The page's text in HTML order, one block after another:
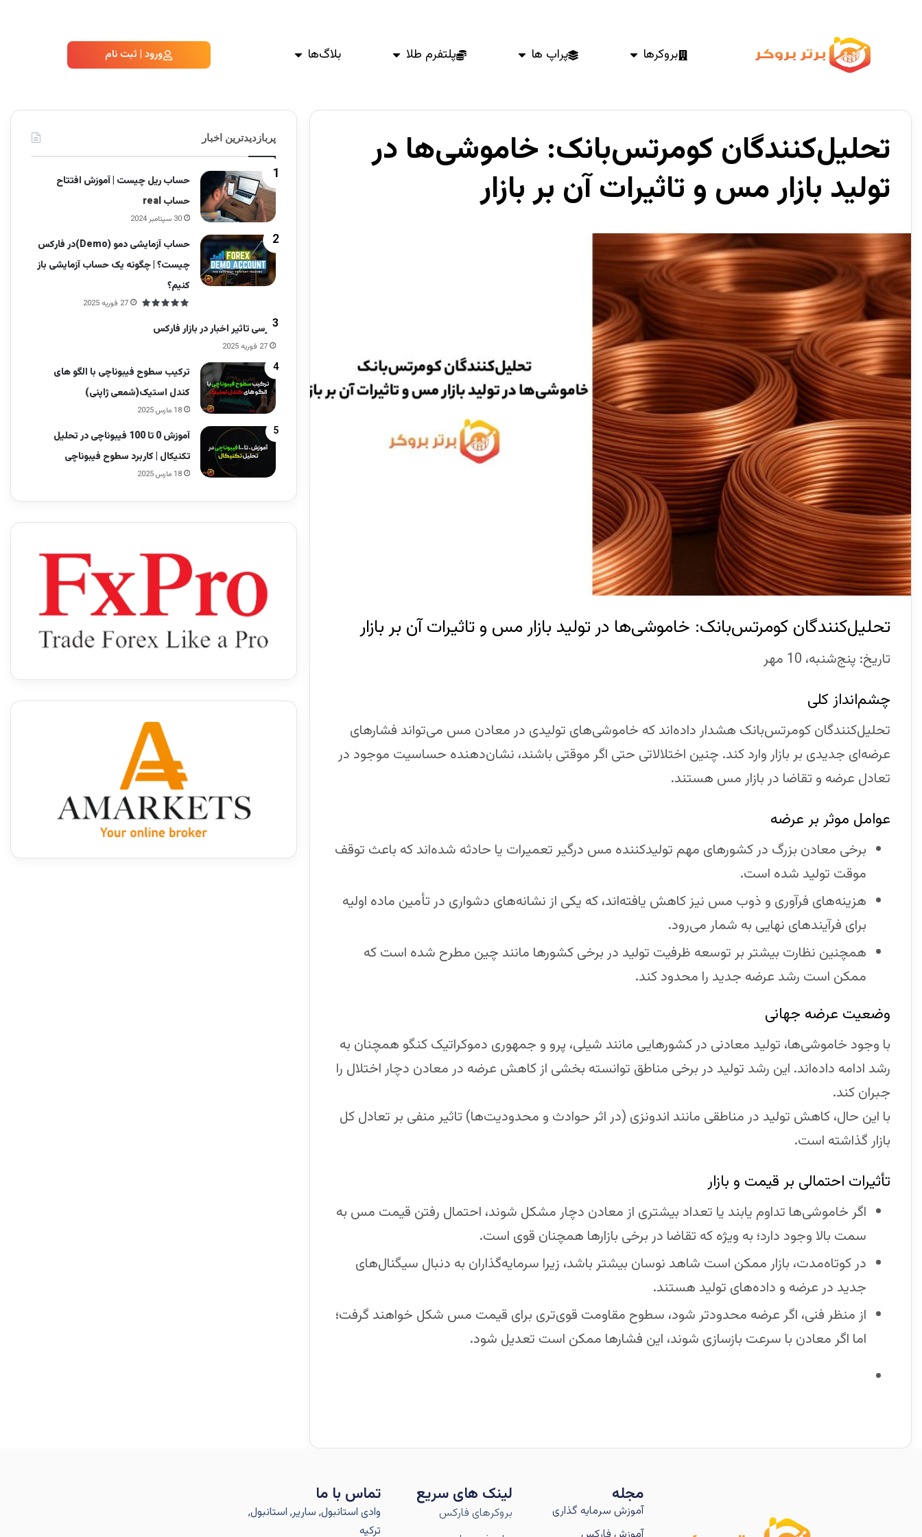
بروکرها پراپ ها پلتفرم طلا بلاگ‌ها ورود | ثبت نام
تحلیل‌کنندگان کومرتس‌بانک: خاموشی‌ها در
تولید بازار مس و تاثیرات آن بر بازار
تحلیل‌کنندگان کومرتس‌بانک: خاموشی‌ها در تولید بازار مس و تاثیرات آن بر بازار
تاریخ: پنج‌شنبه، 10 مهر
چشم‌انداز کلی
تحلیل‌کنندگان کومرتس‌بانک هشدار داده‌اند که خاموشی‌های تولیدی در معادن مس می‌تواند فشارهای
عرضه‌ای جدیدی بر بازار وارد کند. چنین اختلالاتی حتی اگر موقتی باشند، نشان‌دهنده حساسیت موجود در
تعادل عرضه و تقاضا در بازار مس هستند.
عوامل موثر بر عرضه
برخی معادن بزرگ در کشورهای مهم تولید‌کننده مس درگیر تعمیرات یا حادثه شده‌اند که باعث توقف
موقت تولید شده است.
هزینه‌های فرآوری و ذوب مس نیز کاهش یافته‌اند، که یکی از نشانه‌های دشواری در تأمین ماده اولیه
برای فرآیندهای نهایی به شمار می‌رود.
همچنین نظارت بیشتر بر توسعه ظرفیت تولید در برخی کشورها مانند چین مطرح شده است که
ممکن است رشد عرضه جدید را محدود کند.
وضعیت عرضه جهانی
با وجود خاموشی‌ها، تولید معادنی در کشورهایی مانند شیلی، پرو و جمهوری دموکراتیک کنگو همچنان به
رشد ادامه داده‌اند. این رشد تولید در برخی مناطق توانسته بخشی از کاهش عرضه در معادن دچار اختلال را
جبران کند.
با این حال، کاهش تولید در مناطقی مانند اندونزی (در اثر حوادث و محدودیت‌ها) تاثیر منفی بر تعادل کل
بازار گذاشته است.
تأثیرات احتمالی بر قیمت و بازار
اگر خاموشی‌ها تداوم یابند یا تعداد بیشتری از معادن دچار مشکل شوند، احتمال رفتن قیمت مس به
سمت بالا وجود دارد؛ به ویژه که تقاضا در برخی بازارها همچنان قوی است.
در کوتاه‌مدت، بازار ممکن است شاهد نوسان بیشتر باشد، زیرا سرمایه‌گذاران به دنبال سیگنال‌های
جدید در عرضه و داده‌های تولید هستند.
از منظر فنی، اگر عرضه محدودتر شود، سطوح مقاومت قوی‌تری برای قیمت مس شکل خواهند گرفت؛
اما اگر معادن با سرعت بازسازی شوند، این فشارها ممکن است تعدیل شود.
پربازدیدترین اخبار
حساب ریل چیست | آموزش افتتاح
حساب real
30 سپتامبر 2024
حساب آزمایشی دمو (Demo)در فارکس
چیست؟ | چگونه یک حساب آزمایشی باز
کنیم؟
27 فوریه 2025
بررسی تاثیر اخبار در بازار فارکس
27 فوریه 2025
ترکیب سطوح فیبوناچی با الگو های
کندل استیک(شمعی ژاپنی)
18 مارس 2025
آموزش 0 تا 100 فیبوناچی در تحلیل
تکنیکال | کاربرد سطوح فیبوناچی
18 مارس 2025
مجله
آموزش سرمایه گذاری
لینک های سریع
بروکرهای فارکس
تماس با ما
وادی استانبول, ساریر, استانبول,
ترکیه